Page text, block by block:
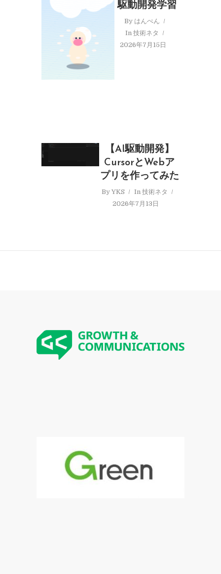
駆動開発学習
By はんぺん
In技術ネタ
2026年7月15日
【AI駆動開発】
CursorとWebア
プリを作ってみた
ByYKS In技術ネタ
2026年7月13日